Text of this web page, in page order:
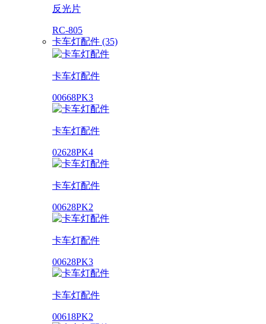
反光片
RC-805
卡车灯配件 (35)
卡车灯配件
00668PK3
卡车灯配件
02628PK4
卡车灯配件
00628PK2
卡车灯配件
00628PK3
卡车灯配件
00618PK2